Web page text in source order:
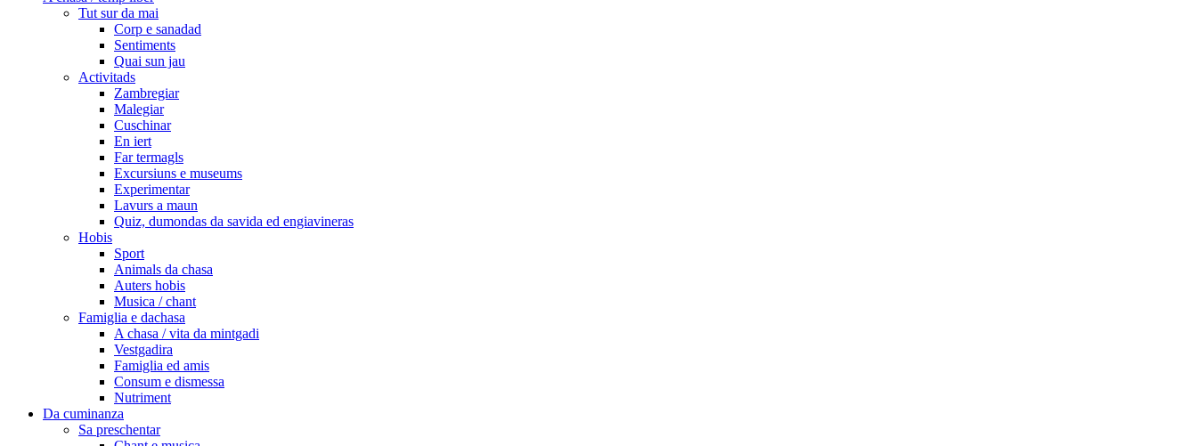
Tut sur da mai
Corp e sanadad
Sentiments
Quai sun jau
Activitads
Zambregiar
Malegiar
Cuschinar
En iert
Far termagls
Excursiuns e museums
Experimentar
Lavurs a maun
Quiz, dumondas da savida ed engiavineras
Hobis
Sport
Animals da chasa
Auters hobis
Musica / chant
Famiglia e dachasa
A chasa / vita da mintgadi
Vestgadira
Famiglia ed amis
Consum e dismessa
Nutriment
Da cuminanza
Sa preschentar